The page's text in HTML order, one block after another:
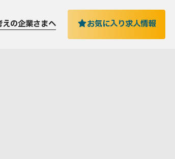
の企業さまへ お気に入り求人情報